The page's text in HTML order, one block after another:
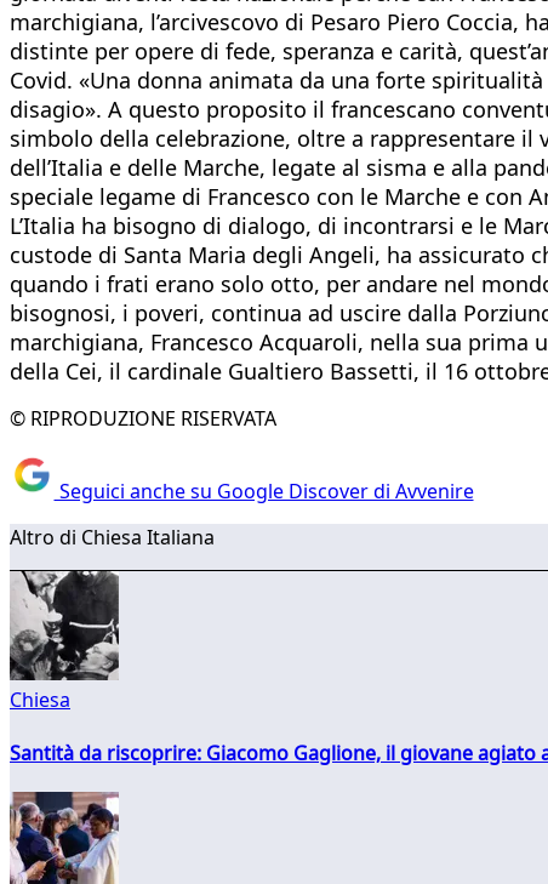
marchigiana, l’arcivescovo di Pesaro Piero Coccia,
distinte per opere di fede, speranza e carità,
Covid. «Una donna animata da una forte
disagio». A questo proposito il francescano
simbolo della celebrazione, oltre a rappresentare il
dell’Italia e delle Marche, legate al sisma e alla
speciale legame di Francesco con le Marche e
L’Italia ha bisogno di dialogo, di incontrarsi e le
custode di Santa Maria degli Angeli, ha assicurato
quando i frati erano solo otto, per andare nel
bisognosi, i poveri, continua ad uscire dalla
marchigiana, Francesco Acquaroli, nella sua prima
della Cei, il cardinale Gualtiero Bassetti, il 16
© RIPRODUZIONE RISERVATA
Seguici anche su Google Discover di Avvenire
Altro di Chiesa Italiana
Chiesa
Santità da riscoprire: Giacomo Gaglione, il giovane agiato